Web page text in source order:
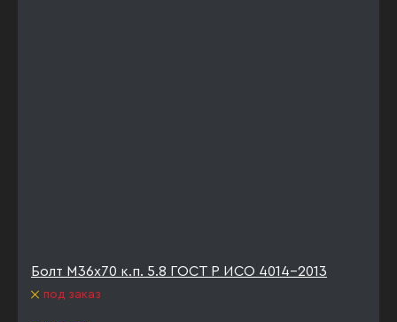
Болт М36х70 к.п. 5.8 ГОСТ Р ИСО 4014-2013
под заказ